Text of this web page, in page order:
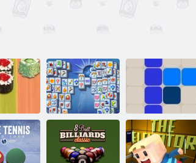
di
Mahjong
Fortuna
1212!